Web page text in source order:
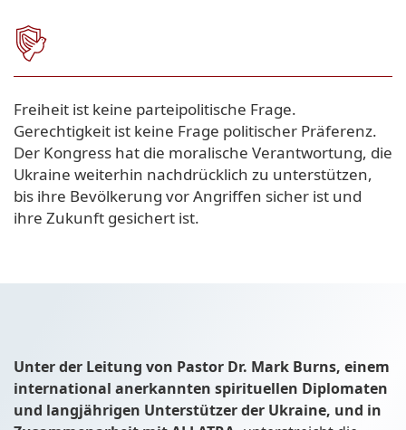
Freiheit ist keine parteipolitische Frage.
Gerechtigkeit ist keine Frage politischer Präferenz.
Der Kongress hat die moralische Verantwortung, die
Ukraine weiterhin nachdrücklich zu unterstützen,
bis ihre Bevölkerung vor Angriffen sicher ist und
ihre Zukunft gesichert ist.
Unter der Leitung von Pastor Dr. Mark Burns, einem
international anerkannten spirituellen Diplomaten
und langjährigen Unterstützer der Ukraine, und in